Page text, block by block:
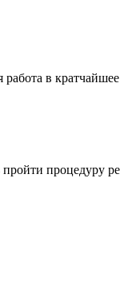
в
процедуру